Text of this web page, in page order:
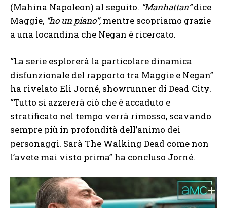
(Mahina Napoleon) al seguito. “Manhattan”dice
Maggie, “ho un piano”, mentre scopriamo grazie
a una locandina che Negan è ricercato.
“La serie esplorerà la particolare dinamica
disfunzionale del rapporto tra Maggie e Negan”
ha rivelato Eli Jorné, showrunner di Dead City.
“Tutto si azzererà ciò che è accaduto e
stratificato nel tempo verrà rimosso, scavando
sempre più in profondità dell’animo dei
personaggi. Sarà The Walking Dead come non
l’avete mai visto prima” ha concluso Jorné.